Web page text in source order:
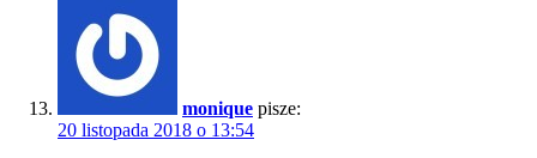
monique pisze:
20 listopada 2018 o 13:54